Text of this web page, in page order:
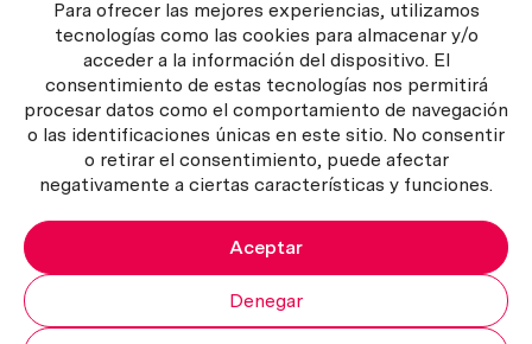
Para ofrecer las mejores experiencias, utilizamos
tecnologías como las cookies para almacenar y/o
acceder a la información del dispositivo. El
consentimiento de estas tecnologías nos permitirá
procesar datos como el comportamiento de navegación
o las identificaciones únicas en este sitio. No consentir
o retirar el consentimiento, puede afectar
negativamente a ciertas características y funciones.
Aceptar
Denegar
Atención al cliente
Contactar
Manual del vendedor
Política del servicio
Política de Cookies
Copyright ©2026 Curiosum S.L. Todos los derechos reservados.